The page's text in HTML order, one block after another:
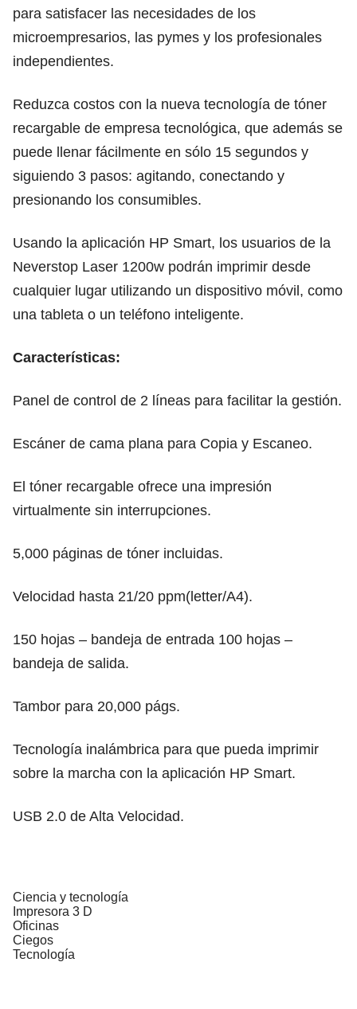
para satisfacer las necesidades de los
microempresarios, las pymes y los profesionales
independientes.
Reduzca costos con la nueva tecnología de tóner
recargable de empresa tecnológica, que además se
puede llenar fácilmente en sólo 15 segundos y
siguiendo 3 pasos: agitando, conectando y
presionando los consumibles.
Usando la aplicación HP Smart, los usuarios de la
Neverstop Laser 1200w podrán imprimir desde
cualquier lugar utilizando un dispositivo móvil, como
una tableta o un teléfono inteligente.
Características:
Panel de control de 2 líneas para facilitar la gestión.
Escáner de cama plana para Copia y Escaneo.
El tóner recargable ofrece una impresión
virtualmente sin interrupciones.
5,000 páginas de tóner incluidas.
Velocidad hasta 21/20 ppm(letter/A4).
150 hojas – bandeja de entrada 100 hojas –
bandeja de salida.
Tambor para 20,000 págs.
Tecnología inalámbrica para que pueda imprimir
sobre la marcha con la aplicación HP Smart.
USB 2.0 de Alta Velocidad.
Ciencia y tecnología
Impresora 3 D
Oficinas
Ciegos
Tecnología